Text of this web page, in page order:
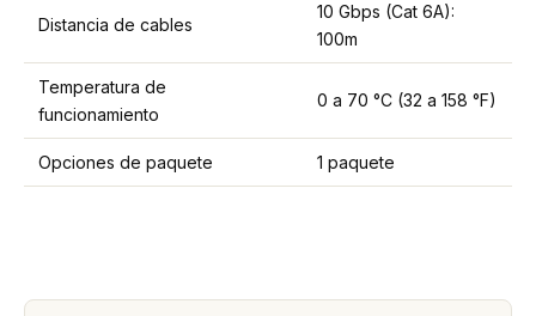
Distancia de cables
10 Gbps (Cat 6A):
100m
Temperatura de
funcionamiento
0 a 70 °C (32 a 158 °F)
Opciones de paquete 1 paquete